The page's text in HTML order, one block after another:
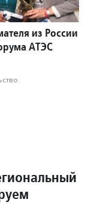
из России
АТЭС